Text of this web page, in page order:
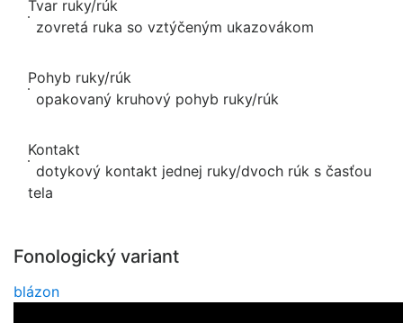
Tvar ruky/rúk
zovretá ruka so vztýčeným ukazovákom
Pohyb ruky/rúk
opakovaný kruhový pohyb ruky/rúk
Kontakt
dotykový kontakt jednej ruky/dvoch rúk s časťou
tela
Fonologický variant
blázon